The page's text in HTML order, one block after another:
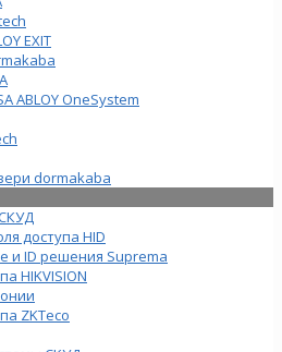
EXIT
ABLOY OneSystem
dormakaba
доступа HID
и ID решения Suprema
HIKVISION
ZKTeco